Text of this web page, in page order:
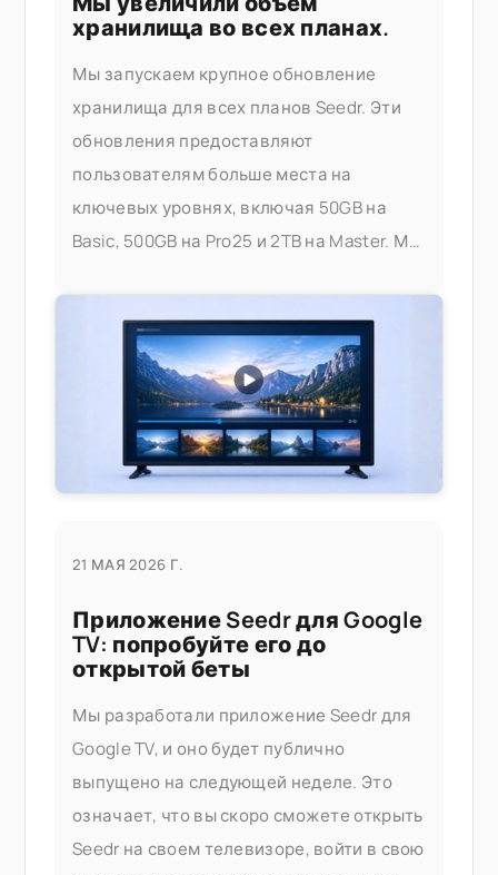
хранилища во всех планах.
Мы запускаем крупное обновление
хранилища для всех планов Seedr. Эти
обновления предоставляют
пользователям больше места на
ключевых уровнях, включая 50GB на
Basic, 500GB на Pro25 и 2TB на Master. Мы
файлами — не беспокоясь об
ограничениях. Что изменилось. Вот:
21 МАЯ 2026 Г.
Приложение Seedr для Google
TV: попробуйте его до
открытой беты
Мы разработали приложение Seedr для
Google TV, и оно будет публично
выпущено на следующей неделе. Это
означает, что вы скоро сможете открыть
Seedr на своем телевизоре, войти в свою